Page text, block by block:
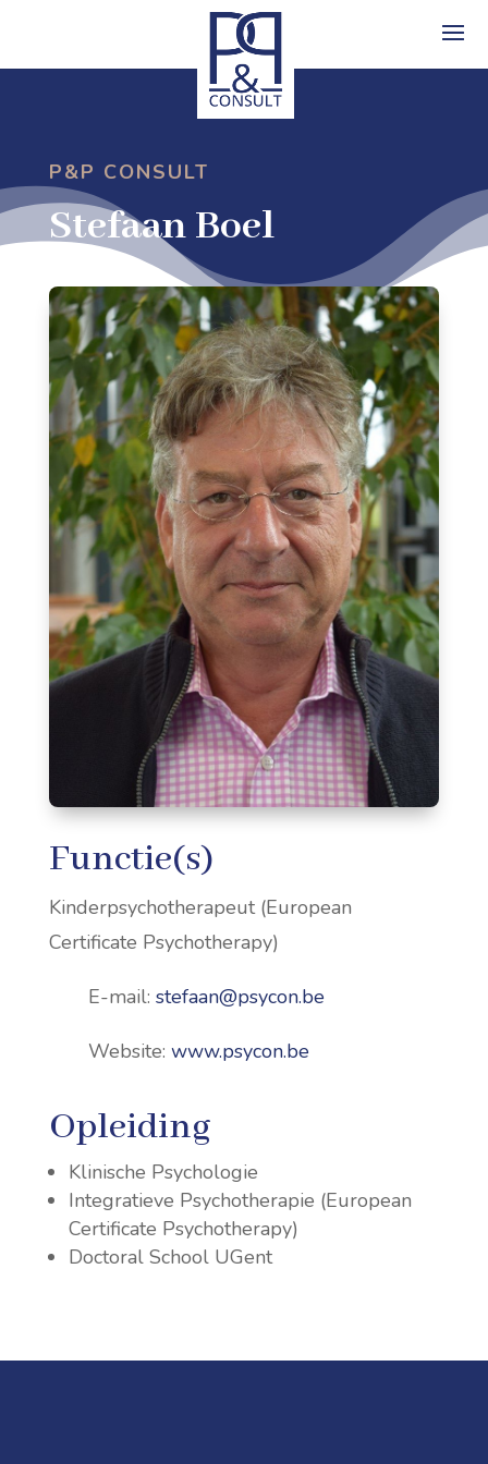
P&P CONSULT
Stefaan Boel
Functie(s)
Kinderpsychotherapeut (European
Certificate Psychotherapy)
E-mail: stefaan@psycon.be
Website: www.psycon.be
Opleiding
Klinische Psychologie
Integratieve Psychotherapie (European
Certificate Psychotherapy)
Doctoral School UGent